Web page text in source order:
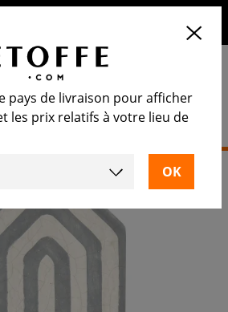
pays de livraison pour afficher
les prix relatifs à votre lieu de